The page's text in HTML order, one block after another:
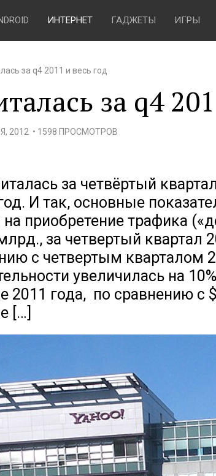
ИНТЕРНЕТ ГАДЖЕТЫ ИГРЫ
за q4 2011 и весь год
за q4
2012 • 1598 ПРОСМОТРОВ
за четвёртый
И так, основные
приобретение трафика
за четвертый квартал
с четвертым кварталом
увеличилась на
2011 года, по сравнению с
[…]